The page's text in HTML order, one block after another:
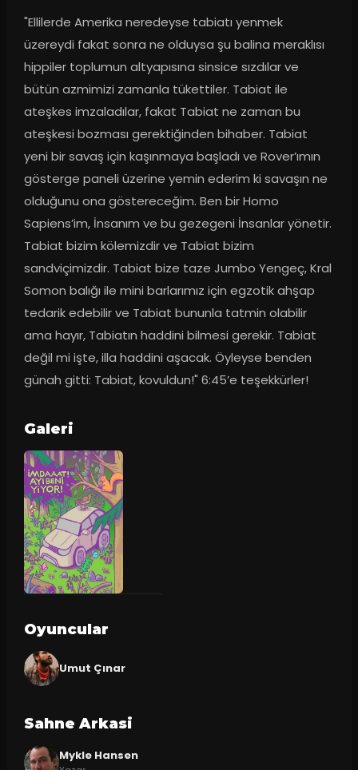
"Ellilerde Amerika neredeyse tabiatı yenmek
üzereydi fakat sonra ne olduysa şu balina meraklısı
hippiler toplumun altyapısına sinsice sızdılar ve
bütün azmimizi zamanla tükettiler. Tabiat ile
ateşkes imzaladılar, fakat Tabiat ne zaman bu
ateşkesi bozması gerektiğinden bihaber. Tabiat
yeni bir savaş için kaşınmaya başladı ve Rover’ımın
gösterge paneli üzerine yemin ederim ki savaşın ne
olduğunu ona göstereceğim. Ben bir Homo
Sapiens’im, İnsanım ve bu gezegeni İnsanlar yönetir.
Tabiat bizim kölemizdir ve Tabiat bizim
sandviçimizdir. Tabiat bize taze Jumbo Yengeç, Kral
Somon balığı ile mini barlarımız için egzotik ahşap
tedarik edebilir ve Tabiat bununla tatmin olabilir
ama hayır, Tabiatın haddini bilmesi gerekir. Tabiat
değil mi işte, illa haddini aşacak. Öyleyse benden
günah gitti: Tabiat, kovuldun!" 6:45’e teşekkürler!
Galeri
Oyuncular
Umut Çınar
Sahne Arkasi
Mykle Hansen